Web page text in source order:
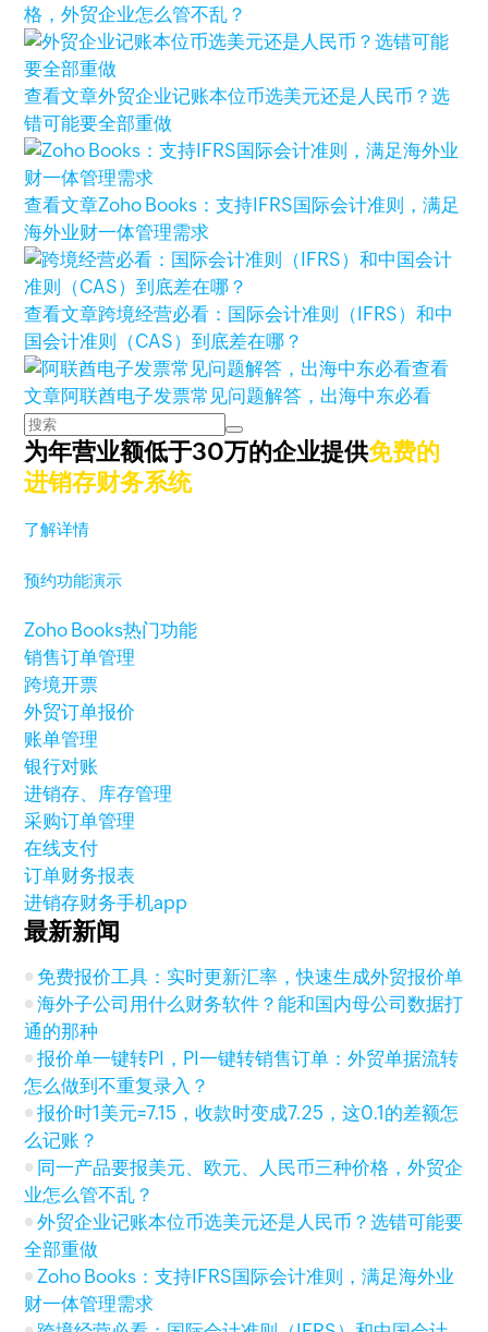
格，外贸企业怎么管不乱？
查看文章外贸企业记账本位币选美元还是人民币？选
错可能要全部重做
查看文章Zoho Books：支持IFRS国际会计准则，满足
海外业财一体管理需求
查看文章跨境经营必看：国际会计准则（IFRS）和中
国会计准则（CAS）到底差在哪？
查看
文章阿联酋电子发票常见问题解答，出海中东必看
为年营业额低于30万的企业提供免费的
进销存财务系统
了解详情
预约功能演示
Zoho Books热门功能
销售订单管理
跨境开票
外贸订单报价
账单管理
银行对账
进销存、库存管理
采购订单管理
在线支付
订单财务报表
进销存财务手机app
最新新闻
免费报价工具：实时更新汇率，快速生成外贸报价单
海外子公司用什么财务软件？能和国内母公司数据打
通的那种
报价单一键转PI，PI一键转销售订单：外贸单据流转
怎么做到不重复录入？
报价时1美元=7.15，收款时变成7.25，这0.1的差额怎
么记账？
同一产品要报美元、欧元、人民币三种价格，外贸企
业怎么管不乱？
外贸企业记账本位币选美元还是人民币？选错可能要
全部重做
Zoho Books：支持IFRS国际会计准则，满足海外业
财一体管理需求